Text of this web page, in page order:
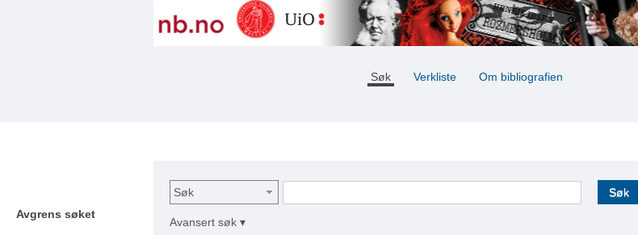
Søk Verkliste Om bibliografien
Avgrens søket
Søk Søk
Avansert søk ▾